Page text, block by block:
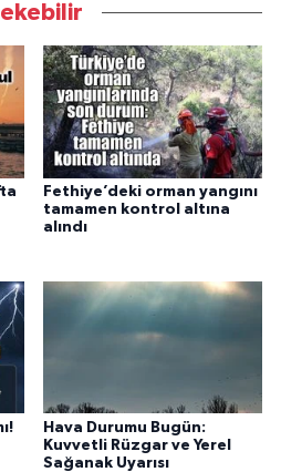
Fethiye’deki orman yangını
tamamen kontrol altına
alındı
Hava Durumu Bugün:
Kuvvetli Rüzgar ve Yerel
Sağanak Uyarısı